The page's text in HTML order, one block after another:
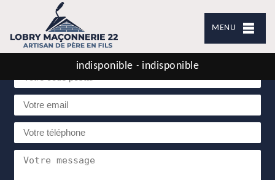
MENU
indisponible - indisponible
Demande de devis gratuit